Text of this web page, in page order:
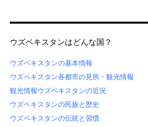
ウズベキスタンはどんな国？
ウズベキスタンの基本情報
ウズベキスタン各都市の見所・観光情報
観光情報ウズベキスタンの近況
ウズベキスタンの民族と歴史
ウズベキスタンの伝統と習慣